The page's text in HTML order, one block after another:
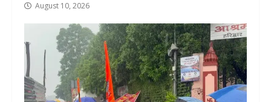
August 10, 2026